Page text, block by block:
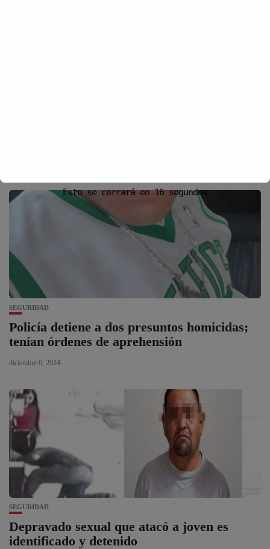
SEGURIDAD
Policía detiene a dos presuntos homicidas;
tenían órdenes de aprehensión
diciembre 6, 2024
SEGURIDAD
Depravado sexual que atacó a joven es
identificado y detenido
Esto se cerrará en16segundos